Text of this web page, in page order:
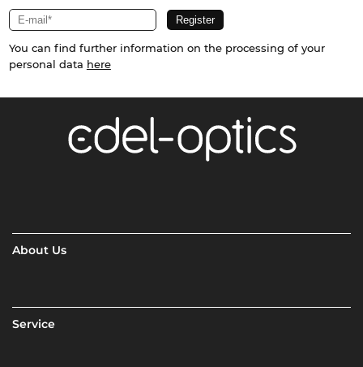
You can find further information on the processing of your
personal data here
About Us
Service